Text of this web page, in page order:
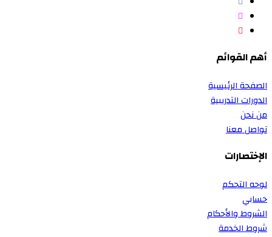
أهم القوائم
الصفحة الرئيسية
الدورات التدريبية
من نحن
تواصل معنا
الإختصارات
لوحه التحكم
حسابي
الشروط والأحكام
شروط الخدمة